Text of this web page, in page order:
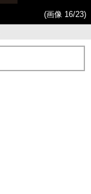
(画像 16/23)